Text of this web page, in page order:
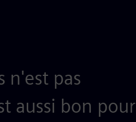
n'est pas
aussi bon pour